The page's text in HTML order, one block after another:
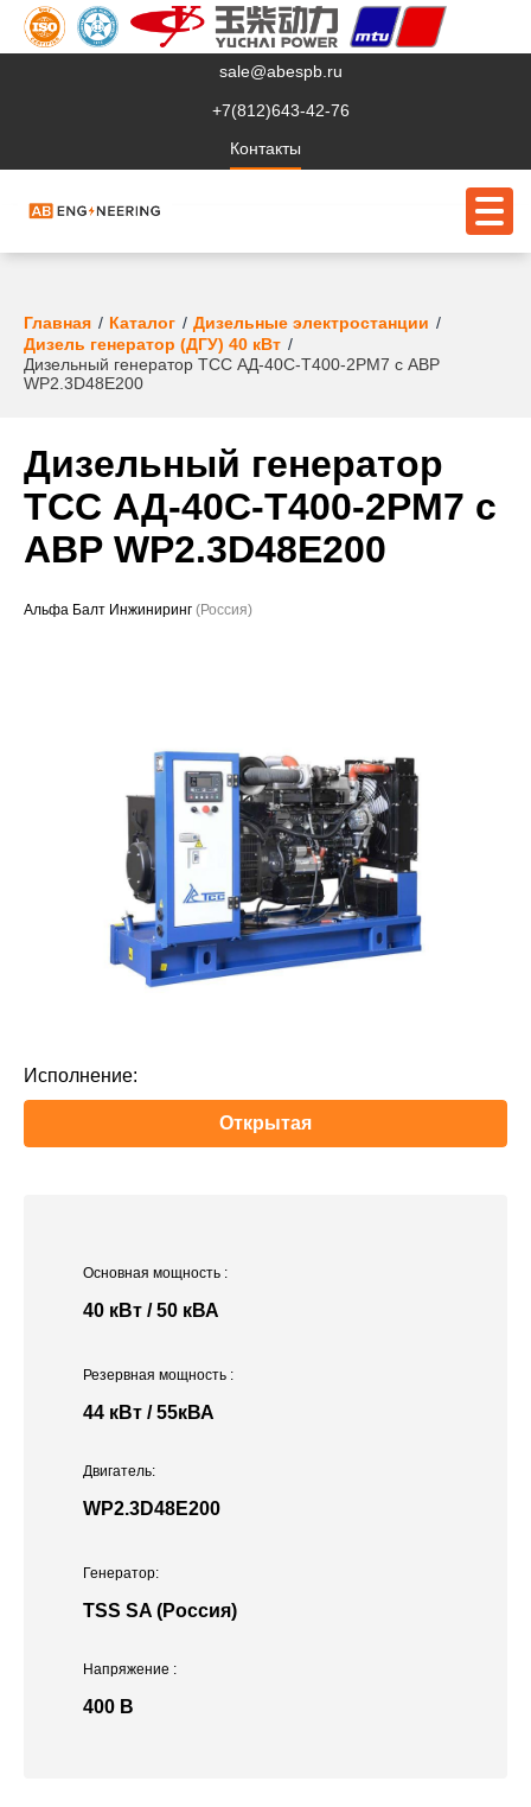
sale@abespb.ru
+7(812)643-42-76
Контакты
О компании
Клиентам
Сервис
Судовое ЭО
Проекты
Главная Каталог
Дизельные электростанции
Дизель генератор (ДГУ) 40 кВт
Дизельный генератор ТСС АД-40С-Т400-2РМ7 с АВР
WP2.3D48E200
Дизельный генератор
ТСС АД-40С-Т400-2РМ7 с
АВР WP2.3D48E200
Альфа Балт Инжиниринг (Россия)
Исполнение:
Открытая
Основная мощность :
40 кВт / 50 кВА
Двигатель:
WP2.3D48E200
Напряжение :
400 В
Резервная мощность :
44 кВт / 55кВА
Генератор:
TSS SA (Россия)